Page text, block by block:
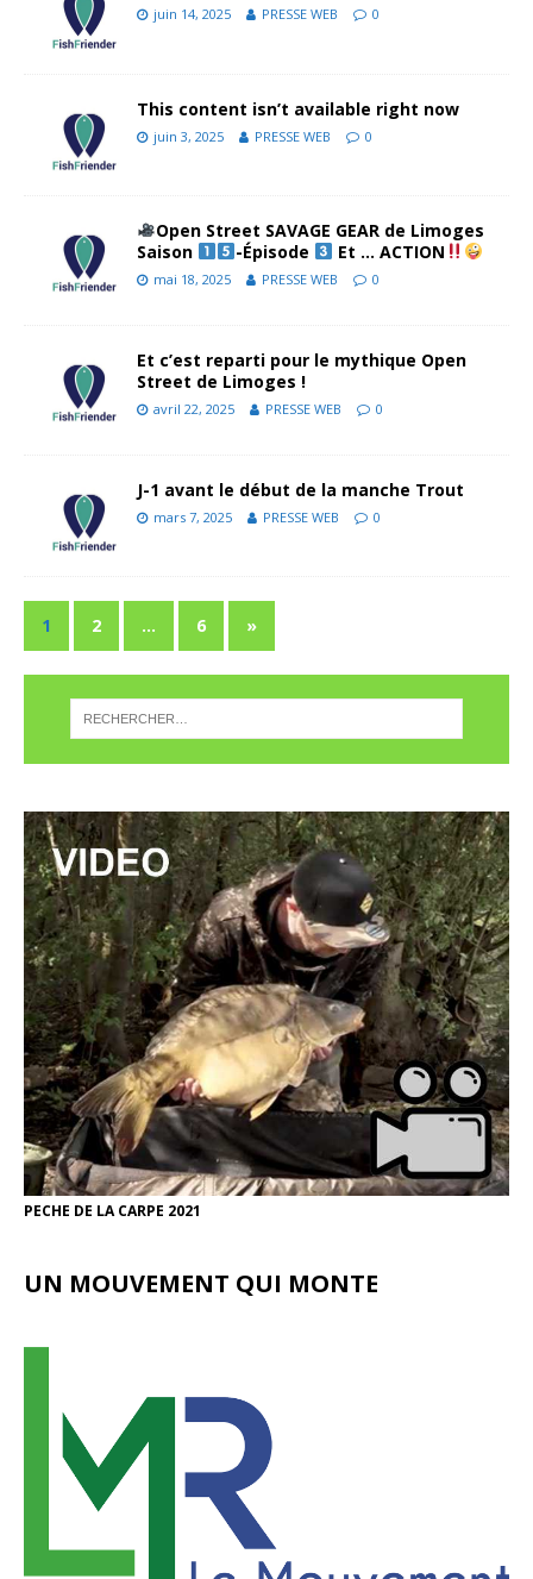
juin 14, 2025 PRESSE WEB 0
This content isn’t available right now
juin 3, 2025 PRESSE WEB 0
Open Street SAVAGE GEAR de Limoges
Saison
-Épisode Et … ACTION
mai 18, 2025 PRESSE WEB 0
Et c’est reparti pour le mythique Open
Street de Limoges !
avril 22, 2025 PRESSE WEB 0
J-1 avant le début de la manche Trout
mars 7, 2025 PRESSE WEB 0
1 2 … 6 »
PECHE DE LA CARPE 2021
UN MOUVEMENT QUI MONTE